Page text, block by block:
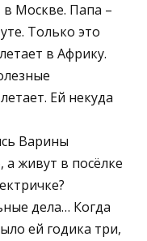
Москве. Папа –
Только это
в Африку.
Ей некуда
Варины
живут в посёлке
дела… Когда
ей годика три,